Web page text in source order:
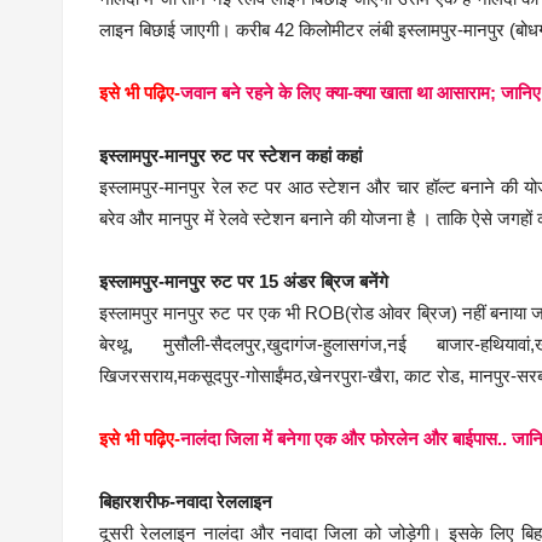
लाइन बिछाई जाएगी। करीब 42 किलोमीटर लंबी इस्लामपुर-मानपुर
इसे भी पढ़िए-जवान बने रहने के लिए क्या-क्या खाता था आसाराम; जानिए
इस्लामपुर-मानपुर रुट पर स्टेशन कहां कहां
इस्लामपुर-मानपुर रेल रुट पर आठ स्टेशन और चार हॉल्ट बनाने की
बरेव और मानपुर में रेलवे स्टेशन बनाने की योजना है । ताकि ऐसे
इस्लामपुर-मानपुर रुट पर 15 अंडर ब्रिज बनेंगे
इस्लामपुर मानपुर रुट पर एक भी ROB(रोड ओवर ब्रिज) नहीं
बेरथू, मुसौली-सैदलपुर,खुदागंज-हुलासगंज,नई बाजार-
खिजरसराय,मकसूदपुर-गोसाईंमठ,खेनरपुरा-खैरा, काट रोड, मानपुर-
इसे भी पढ़िए-नालंदा जिला में बनेगा एक और फोरलेन और बाईपास..
बिहारशरीफ-नवादा रेललाइन
दूसरी रेललाइन नालंदा और नवादा जिला को जोड़ेगी। इसके लिए